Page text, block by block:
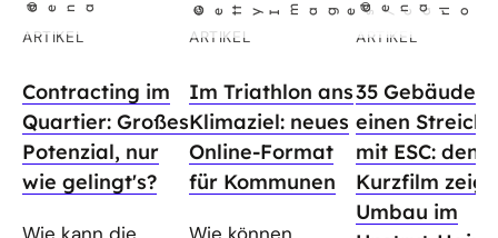
© dena
ARTIKEL
Contracting im
Quartier: Großes
Potenzial, nur
wie gelingt's?
© Get
t y I
m
ages/ca r
losa
l
va
ARTIKEL
Im Triathlon ans
Klimaziel: neues
Online-Format
für Kommunen
© dena
ARTIKEL
35 Gebäude
einen Streich
mit ESC:
Kurzfilm zeigt
Umbau im